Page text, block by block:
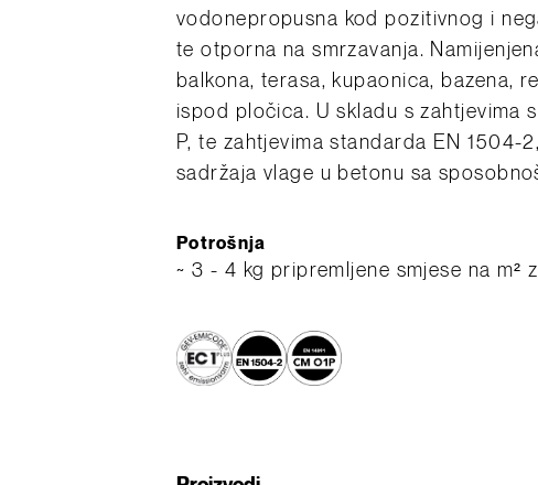
vodonepropusna kod pozitivnog i
te otporna na smrzavanja.
balkona, terasa, kupaonica, bazena,
ispod pločica. U skladu s zahtjevima
P, te zahtjevima standarda EN 1504-
sadržaja vlage u betonu sa
Potrošnja
~ 3 - 4 kg pripremljene smjese na m²